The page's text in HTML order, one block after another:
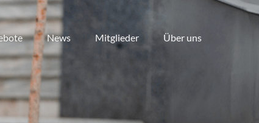
News Mitglieder Über uns